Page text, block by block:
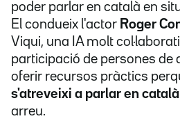
poder parlar en català en
El condueix l'actor Roger
Viqui, una IA molt
participació de persones de
oferir recursos pràctics
s'atreveixi a parlar en català
arreu.